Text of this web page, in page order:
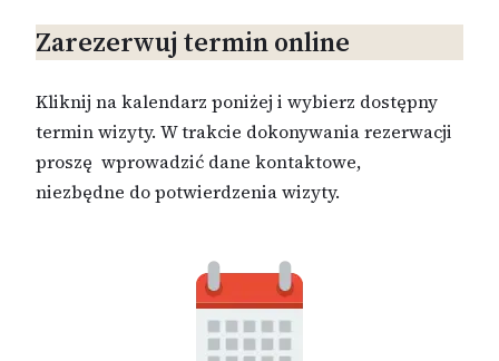
Zarezerwuj termin online
Kliknij na kalendarz poniżej i wybierz dostępny
termin wizyty. W trakcie dokonywania rezerwacji
proszę wprowadzić dane kontaktowe,
niezbędne do potwierdzenia wizyty.